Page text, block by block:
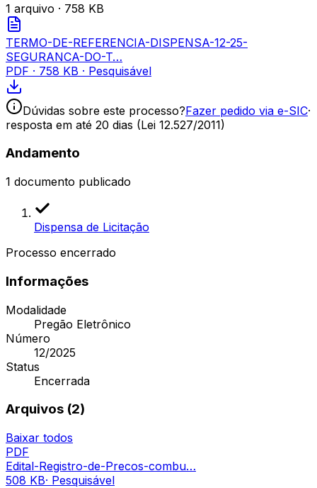
1 arquivo · 758 KB
TERMO-DE-REFERENCIA-DISPENSA-12-25-
SEGURANCA-DO-T…
PDF · 758 KB · Pesquisável
Dúvidas sobre este processo?Fazer pedido via e-SIC·
resposta em até 20 dias (Lei 12.527/2011)
Andamento
1 documento publicado
Dispensa de Licitação
Processo encerrado
Informações
Modalidade
Pregão Eletrônico
Número
12/2025
Status
Encerrada
Arquivos (2)
Baixar todos
PDF
Edital-Registro-de-Precos-combu…
508 KB· Pesquisável